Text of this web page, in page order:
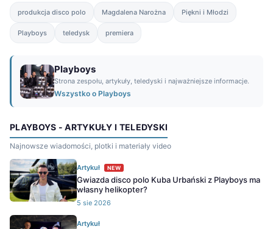
produkcja disco polo Magdalena Narożna Piękni i Młodzi
Playboys teledysk premiera
Playboys
Strona zespołu, artykuły, teledyski i najważniejsze informacje.
Wszystko o Playboys
PLAYBOYS - ARTYKUŁY I TELEDYSKI
Najnowsze wiadomości, plotki i materiały video
Artykuł NEW
Gwiazda disco polo Kuba Urbański z Playboys ma
własny helikopter?
5 sie 2026
Artykuł